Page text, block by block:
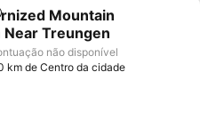
aos favoritos
Mountain
Near Treungen
não disponível
km de Centro da cidade